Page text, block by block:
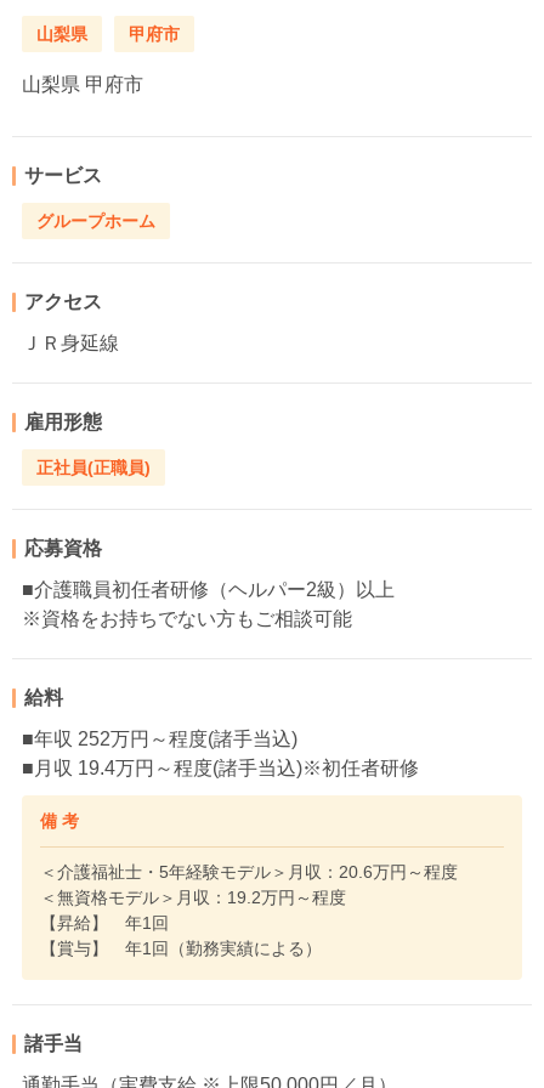
山梨県 甲府市
山梨県 甲府市
サービス
グループホーム
アクセス
ＪＲ身延線
雇用形態
正社員(正職員)
応募資格
■介護職員初任者研修（ヘルパー2級）以上
※資格をお持ちでない方もご相談可能
給料
■年収 252万円～程度(諸手当込)
■月収 19.4万円～程度(諸手当込)※初任者研修
備 考
＜介護福祉士・5年経験モデル＞月収：20.6万円～程度
＜無資格モデル＞月収：19.2万円～程度
【昇給】 年1回
【賞与】 年1回（勤務実績による）
諸手当